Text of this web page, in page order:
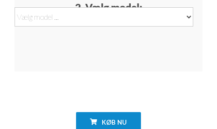
2. Vælg model:
KØB NU